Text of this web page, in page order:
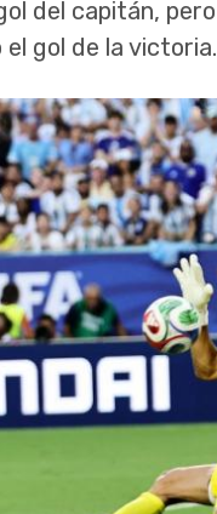
del capitán,
gol de la victoria.